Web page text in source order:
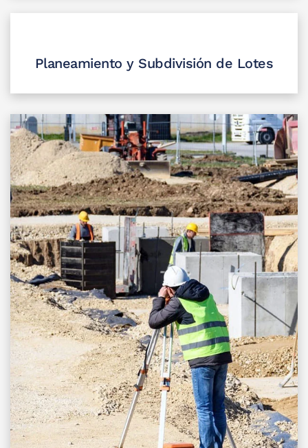
Planeamiento y Subdivisión de Lotes